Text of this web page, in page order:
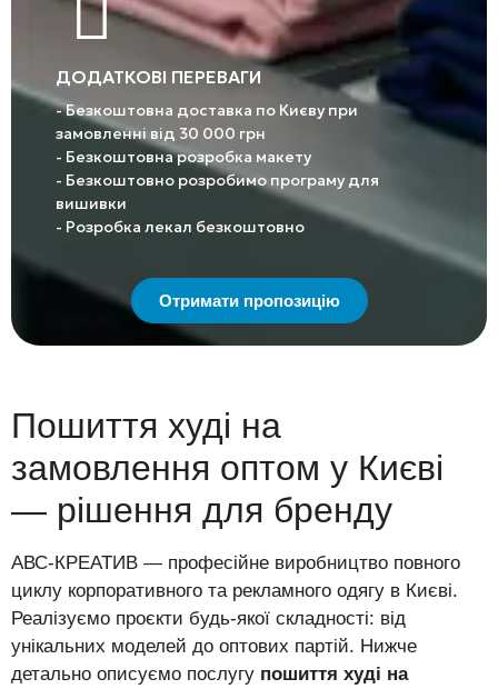
ДОДАТКОВІ ПЕРЕВАГИ
- Безкоштовна доставка по Києву при
замовленні від 30 000 грн
- Безкоштовна розробка макету
- Безкоштовно розробимо програму для
вишивки
- Розробка лекал безкоштовно
Отримати пропозицію
Пошиття худі на
замовлення оптом у Києві
— рішення для бренду
АВС-КРЕАТИВ — професійне виробництво повного
циклу корпоративного та рекламного одягу в Києві.
Реалізуємо проєкти будь-якої складності: від
унікальних моделей до оптових партій. Нижче
детально описуємо послугу пошиття худі на